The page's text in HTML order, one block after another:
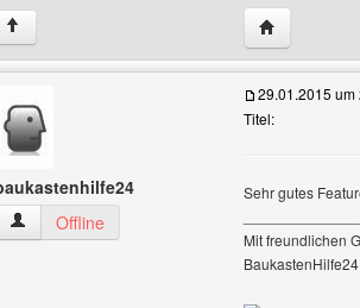
↑ Website
baukastenhilfe24 Benutzer-Profile anzeigen
Offline
29.01.2015 um
Titel:
Sehr gutes
Mit freundlichen
BaukastenHilfe24